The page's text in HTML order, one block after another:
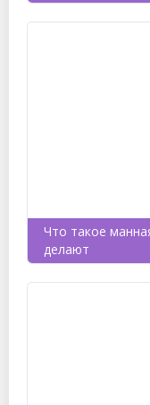
Что такое
делают